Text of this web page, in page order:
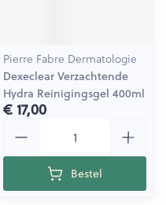
Pierre Fabre Dermatologie
Dexeclear Verzachtende
Hydra Reinigingsgel 400ml
€ 17,00
Bestel